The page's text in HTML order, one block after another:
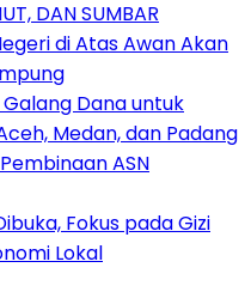
DAN SUMBAR
di Atas Awan Akan
Dana untuk
Medan, dan Padang
ASN
Fokus pada Gizi
Lokal